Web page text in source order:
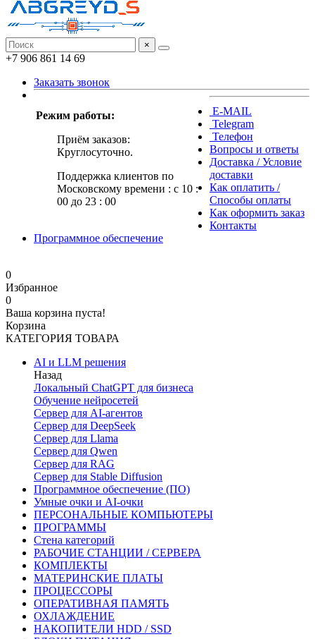
×
+7 906 861 14 69
Заказать звонок
Режим работы:
Приём заказов:
Круглосуточно.
Поддержка клиентов по
Московскому времени : с 10 :
00 до 23 : 00
E-MAIL
Telegram
Телефон
Вопросы и ответы
Доставка / Условие
доставки
Как оплатить /
Способы оплаты
Как оформить заказ
Контакты
Программное обеспечение
0
Избранное
0
Ваша корзина пуста!
Корзина
КАТЕГОРИЯ ТОВАРА
AI и LLM решения
Назад
Локальный ChatGPT для бизнеса
Обучение нейросетей
Сервер для AI-агентов
Сервер для DeepSeek
Сервер для Llama
Сервер для Qwen
Сервер для RAG
Сервер для Stable Diffusion
Программное обеспечение (ПО)
Умные очки и AI-очки
ПЕРСОНАЛЬНЫЕ КОМПЬЮТЕРЫ
ПРОГРАММЫ
Стена категорий
РАБОЧИЕ СТАНЦИИ / СЕРВЕРА
КОМПЛЕКТЫ
МАТЕРИНСКИЕ ПЛАТЫ
ПРОЦЕССОРЫ
ОПЕРАТИВНАЯ ПАМЯТЬ
ОХЛАЖДЕНИЕ
НАКОПИТЕЛИ HDD / SSD